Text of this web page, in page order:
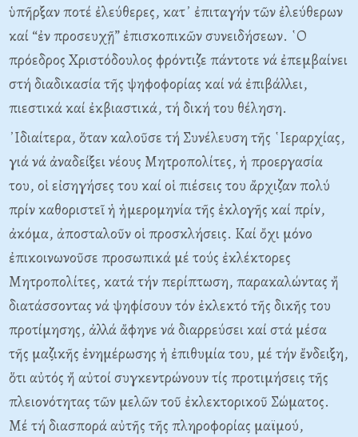
ὑπῆρξαν ποτέ ἐλεύθερες, κατ᾿ ἐπιταγήν τῶν ἐλεύθερων
καί “ἐν προσευχῇ” ἐπισκοπικῶν συνειδήσεων. ῾Ο
πρόεδρος Χριστόδουλος φρόντιζε πάντοτε νά ἐπεμβαίνει
στή διαδικασία τῆς ψηφοφορίας καί νά ἐπιβάλλει,
πιεστικά καί ἐκβιαστικά, τή δική του θέληση.
᾿Ιδιαίτερα, ὅταν καλοῦσε τή Συνέλευση τῆς ῾Ιεραρχίας,
γιά νά ἀναδείξει νέους Μητροπολίτες, ἡ προεργασία
του, οἱ εἰσηγήσες του καί οἱ πιέσεις του ἄρχιζαν πολύ
πρίν καθοριστεῖ ἡ ἡμερομηνία τῆς ἐκλογῆς καί πρίν,
ἀκόμα, ἀποσταλοῦν οἱ προσκλήσεις. Καί ὄχι μόνο
ἐπικοινωνοῦσε προσωπικά μέ τούς ἐκλέκτορες
Μητροπολίτες, κατά τήν περίπτωση, παρακαλώντας ἤ
διατάσσοντας νά ψηφίσουν τόν ἐκλεκτό τῆς δικῆς του
προτίμησης, ἀλλά ἄφηνε νά διαρρεύσει καί στά μέσα
τῆς μαζικῆς ἐνημέρωσης ἡ ἐπιθυμία του, μέ τήν ἔνδειξη,
ὅτι αὐτός ἤ αὐτοί συγκεντρώνουν τίς προτιμήσεις τῆς
πλειονότητας τῶν μελῶν τοῦ ἐκλεκτορικοῦ Σώματος.
Μέ τή διασπορά αὐτῆς τῆς πληροφορίας μαϊμού,